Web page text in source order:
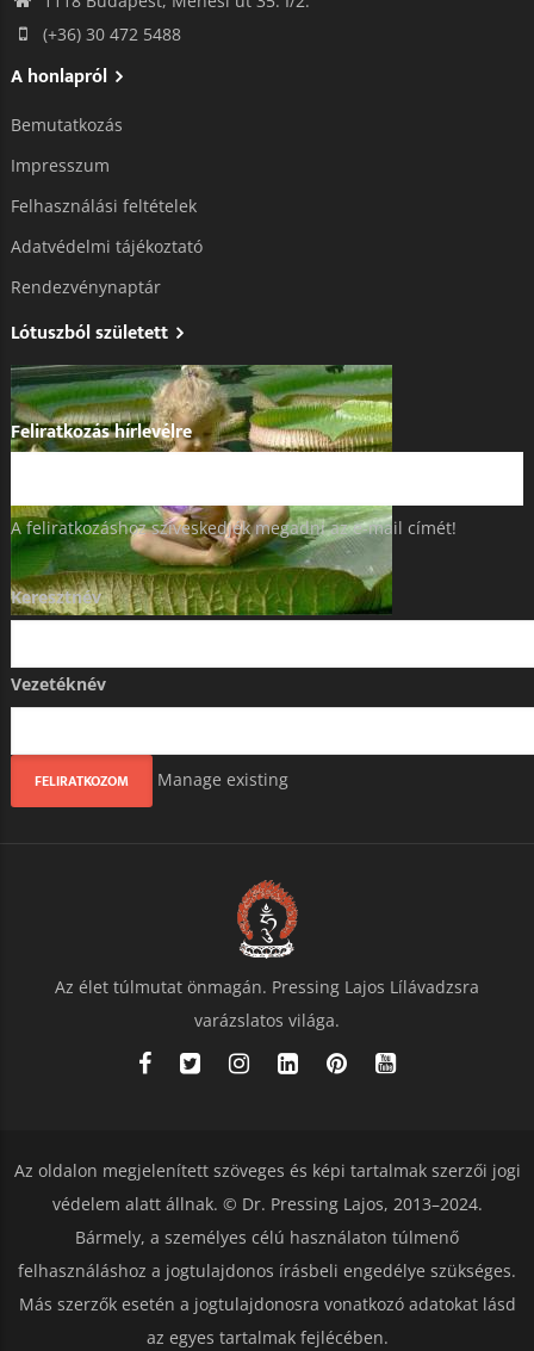
(+36) 30 472 5488
A honlapról
Bemutatkozás
Impresszum
Felhasználási feltételek
Adatvédelmi tájékoztató​
Rendezvénynaptár
Lótuszból született
Feliratkozás hírlevélre
A feliratkozáshoz szíveskedjék megadni az e-mail címét!
Keresztnév
Vezetéknév
Manage existing
Az élet túlmutat önmagán. Pressing Lajos Lílávadzsra
varázslatos világa.
Az oldalon megjelenített szöveges és képi tartalmak szerzői jogi
védelem alatt állnak. © Dr. Pressing Lajos, 2013–2024.
Bármely, a személyes célú használaton túlmenő
felhasználáshoz a jogtulajdonos írásbeli engedélye szükséges.
Más szerzők esetén a jogtulajdonosra vonatkozó adatokat lásd
az egyes tartalmak fejlécében.